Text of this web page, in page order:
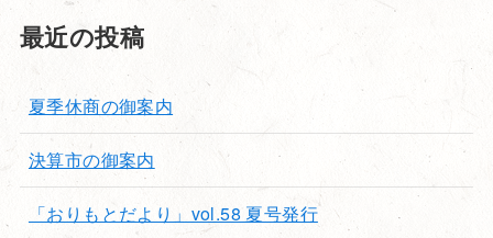
最近の投稿
夏季休商の御案内
決算市の御案内
「おりもとだより」vol.58 夏号発行